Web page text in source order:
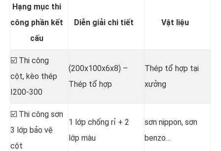
Hạng mục thi
công phần kết
cấu
Diễn giải chi tiết Vật liệu
☑️ Thi công
cột, kèo thép
I200-300
(200x100x6x8) –
Thép tổ hợp
Thép tổ hợp tại
xưởng
☑️ Thi công sơn
3 lớp bảo vệ
cột
1 lớp chống rỉ + 2
lớp màu
sơn nippon, sơn
benzo…